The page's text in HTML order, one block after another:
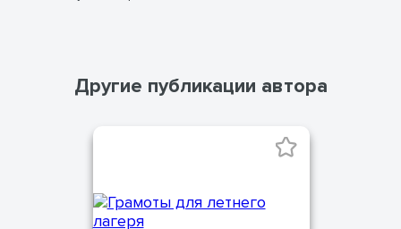
созданию положительной
Другие публикации автора